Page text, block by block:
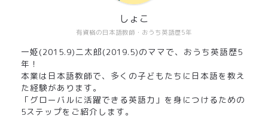
有資格の日本語教師・おうち英語歴5年
しょこ
一姫(2015.9)二太郎(2019.5)のママで、おうち英語歴5
年！
本業は日本語教師で、多くの子どもたちに日本語を教え
た経験があります。
「グローバルに活躍できる英語力」を身につけるための
5ステップをご紹介します。